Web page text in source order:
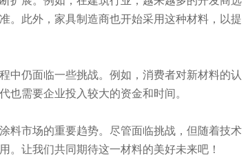
。此外，家具制造商也开始采用这种材料，以提
中仍面临一些挑战。例如，消费者对新材料的认
也需要企业投入较大的资金和时间。
料市场的重要趋势。尽管面临挑战，但随着技术
。让我们共同期待这一材料的美好未来吧！